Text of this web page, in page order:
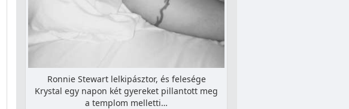
Ronnie Stewart lelkipásztor, és felesége
Krystal egy napon két gyereket pillantott meg
a templom melletti…